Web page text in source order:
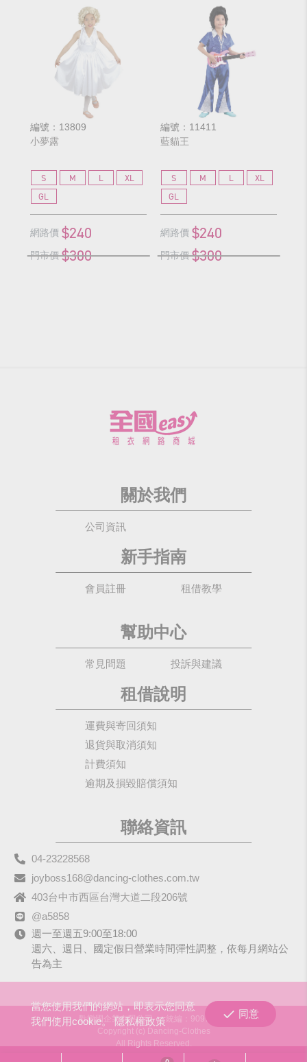
編號：13809
小夢露
S M L
XL
GL
網路價 $240
門市價 $300
編號：11411
藍貓王
S M L
XL
GL
網路價 $240
門市價 $300
關於我們
公司資訊
新手指南
會員註冊 租借教學
幫助中心
常見問題 投訴與建議
租借說明
運費與寄回須知
退貨與取消須知
計費須知
逾期及損毀賠償須知
聯絡資訊
04-23228568
joyboss168@dancing-clothes.com.tw
403台中市西區台灣大道二段206號
@a5858
週一至週五9:00至18:00
週六、週日、國定假日營業時間彈性調整，依每月網站公
告為主
歡樂國企業有限公司
統編：90979680
Copyright (c) Dancing-Clothes
All Rights Reserved.
當您使用我們的網站，即表示您同意
我們使用cookie。隱私權政策
同意